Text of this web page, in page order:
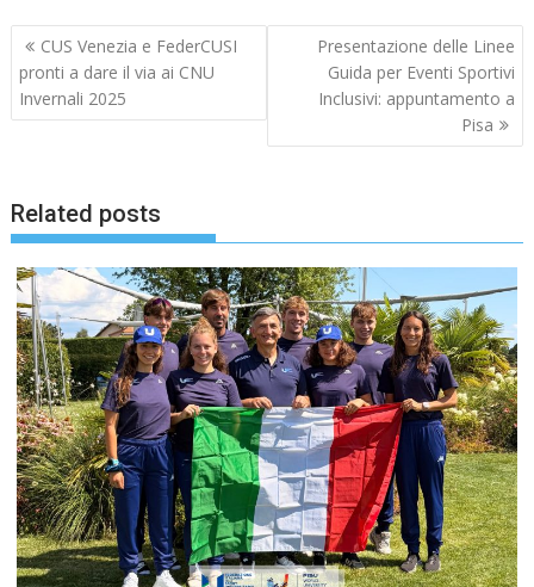
Navigazione
articoli
CUS Venezia e FederCUSI
pronti a dare il via ai CNU
Invernali 2025
Presentazione delle Linee
Guida per Eventi Sportivi
Inclusivi: appuntamento a
Pisa
Related posts